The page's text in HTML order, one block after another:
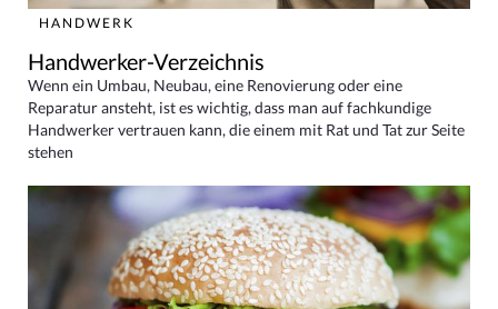
HANDWERK
Handwerker-Verzeichnis
Wenn ein Umbau, Neubau, eine Renovierung oder eine
Reparatur ansteht, ist es wichtig, dass man auf fachkundige
Handwerker vertrauen kann, die einem mit Rat und Tat zur Seite
stehen